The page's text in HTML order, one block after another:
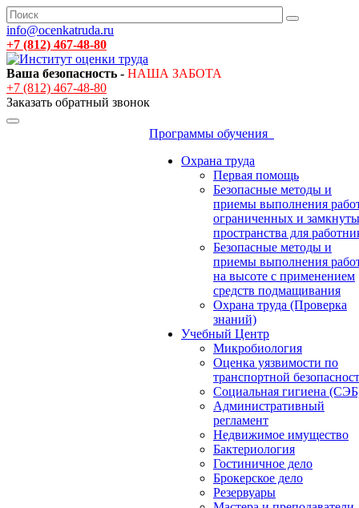
info@ocenkatruda.ru
+7 (812) 467-48-80
Ваша безопасность - НАША ЗАБОТА
+7 (812) 467-48-80
Заказать обратный звонок
Программы обучения
Охрана труда
Первая помощь
Безопасные методы и
приемы выполнения
ограниченных и
пространства для
Безопасные методы и
приемы выполнения
на высоте с применением
средств подмащивания
Охрана труда (Проверка
знаний)
Учебный Центр
Микробиология
Оценка уязвимости по
транспортной
Социальная гигиена
Административный
регламент
Недвижимое имущество
Бактериология
Гостиничное дело
Брокерское дело
Резервуары